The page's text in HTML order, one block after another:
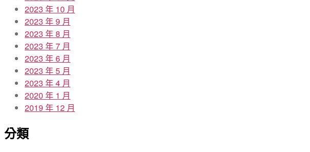
2023 年 10 月
2023 年 9 月
2023 年 8 月
2023 年 7 月
2023 年 6 月
2023 年 5 月
2023 年 4 月
2020 年 1 月
2019 年 12 月
分類